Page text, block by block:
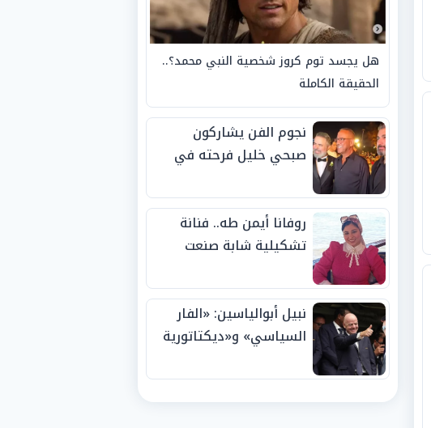
هل يجسد توم كروز شخصية النبي محمد؟..
الحقيقة الكاملة
نجوم الفن يشاركون
صبحي خليل فرحته في
روفانا أيمن طه.. فنانة
تشكيلية شابة صنعت
الجوائز منذ الصغر
نبيل أبوالياسين: «الفار
السياسي» و«ديكتاتورية
الفيفا».. وإقالة